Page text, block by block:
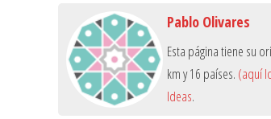
Pablo Olivares
Esta página tiene su
km y 16 países. (aquí
Ideas.